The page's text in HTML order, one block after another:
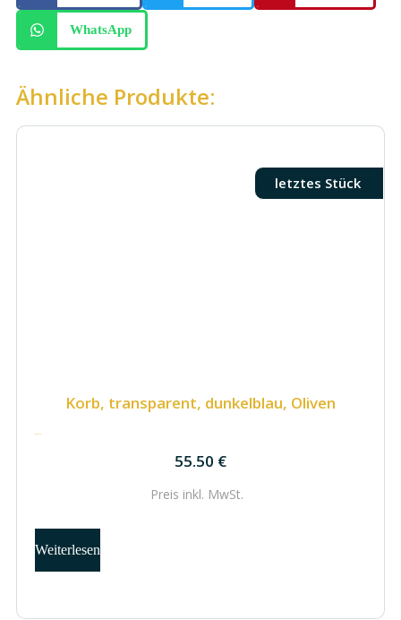
WhatsApp
Ähnliche Produkte:
letztes Stück
Korb, transparent, dunkelblau, Oliven
55.50 €
55.50 €
Preis inkl. MwSt.
Weiterlesen